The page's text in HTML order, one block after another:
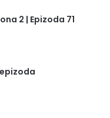
2 | Epizoda 71